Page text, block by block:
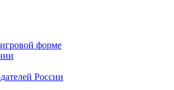
форме
России